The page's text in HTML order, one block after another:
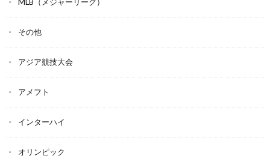
その他
アジア競技大会
アメフト
インターハイ
オリンピック